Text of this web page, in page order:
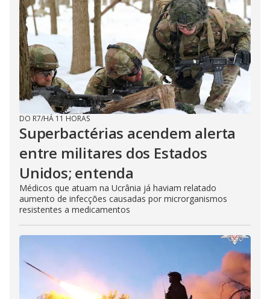
DO R7/HÁ 11 HORAS
Superbactérias acendem alerta
entre militares dos Estados
Unidos; entenda
Médicos que atuam na Ucrânia já haviam relatado
aumento de infecções causadas por microrganismos
resistentes a medicamentos